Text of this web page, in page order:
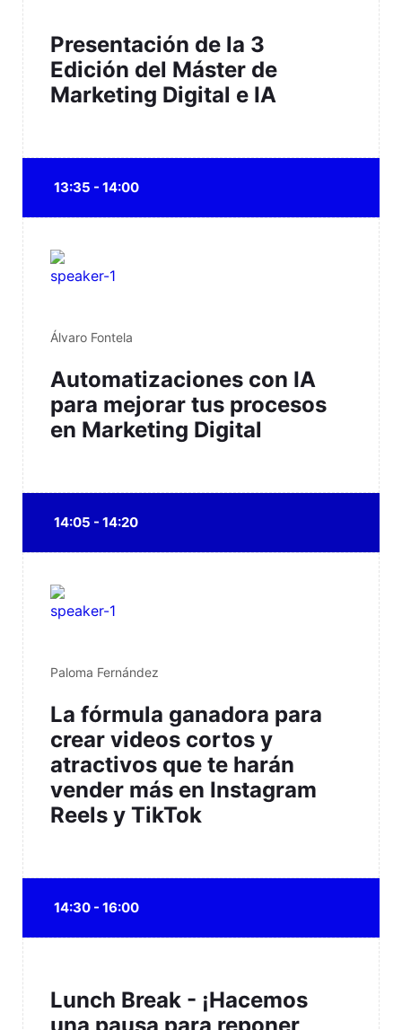
Presentación de la 3
Edición del Máster de
Marketing Digital e IA
13:35 - 14:00
Álvaro Fontela
Automatizaciones con IA
para mejorar tus procesos
en Marketing Digital
14:05 - 14:20
Paloma Fernández
La fórmula ganadora para
crear videos cortos y
atractivos que te harán
vender más en Instagram
Reels y TikTok
14:30 - 16:00
Lunch Break - ¡Hacemos
una pausa para reponer